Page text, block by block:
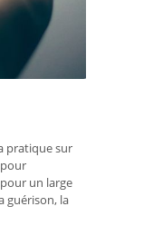
pratique sur
un large
guérison, la